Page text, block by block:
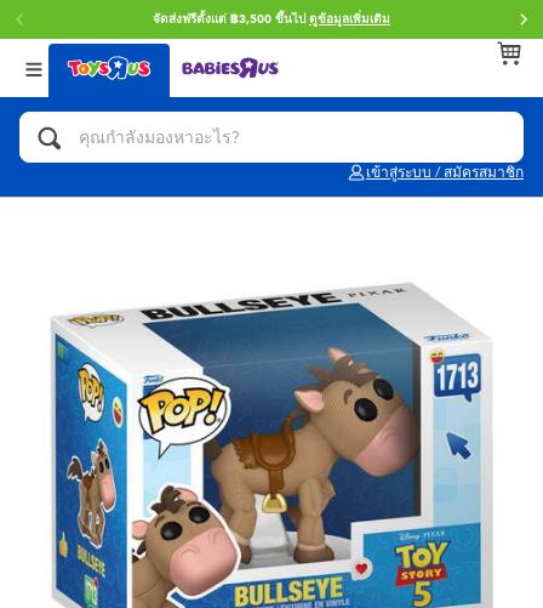
จัดส่งฟรีตั้งแต่ ฿3,500 ขึ้นไป ดูข้อมูลเพิ่มเติม
เข้าสู่ระบบ / สมัครสมาชิก
กลับ
หมวดหมู่
แอคชั่นฟิกเกอร์ และการสวมบทบาทเป็นฮีโร่
รถของเล่น, รถบรรทุกของเล่น, รถไฟของเล่น
และรีโมทบังคับ
กิจกรรมและงานคราฟท์
ตุ๊กตาและของสะสม
อุปกรณ์อิเล็คทรอนิกส์
กลับ
แบรนด์
Toy Story ทอย สตอรี่
LEGOเลโก้
Blokees บล็อคคีส์
Zuru ซูรู
X-Shot
กลับ
Age
0~2 ปี
8~11 ปี
12~14 ปี
14+ ปี